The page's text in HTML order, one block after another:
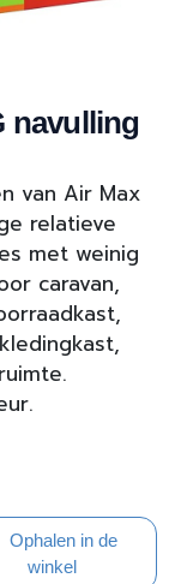
navulling
van Air Max
relatieve
met weinig
caravan,
Ophalen in de
winkel